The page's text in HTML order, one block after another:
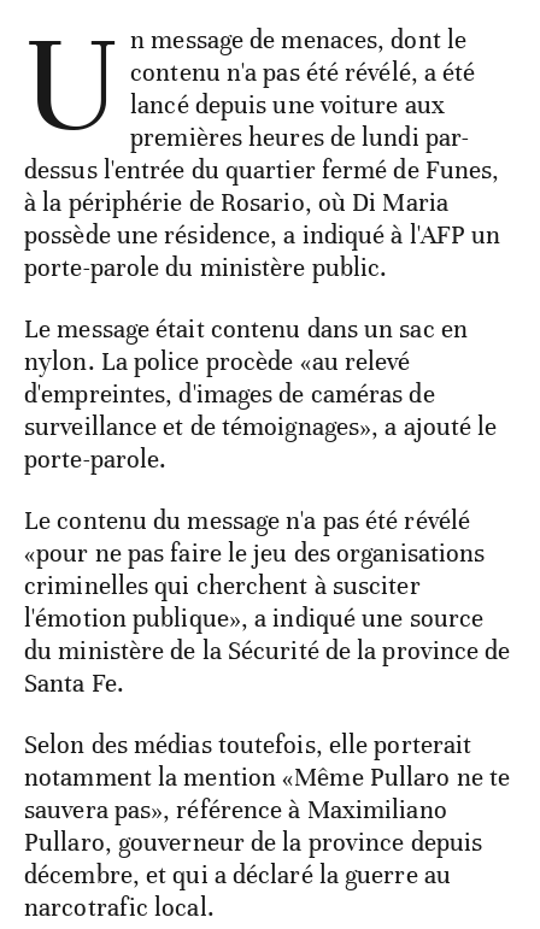
U n message de menaces, dont le
contenu n'a pas été révélé, a été
lancé depuis une voiture aux
premières heures de lundi par-
dessus l'entrée du quartier fermé de Funes,
à la périphérie de Rosario, où Di Maria
possède une résidence, a indiqué à l'AFP un
porte-parole du ministère public.
Le message était contenu dans un sac en
nylon. La police procède «au relevé
d'empreintes, d'images de caméras de
surveillance et de témoignages», a ajouté le
porte-parole.
Le contenu du message n'a pas été révélé
«pour ne pas faire le jeu des organisations
criminelles qui cherchent à susciter
l'émotion publique», a indiqué une source
du ministère de la Sécurité de la province de
Santa Fe.
Selon des médias toutefois, elle porterait
notamment la mention «Même Pullaro ne te
sauvera pas», référence à Maximiliano
Pullaro, gouverneur de la province depuis
décembre, et qui a déclaré la guerre au
narcotrafic local.